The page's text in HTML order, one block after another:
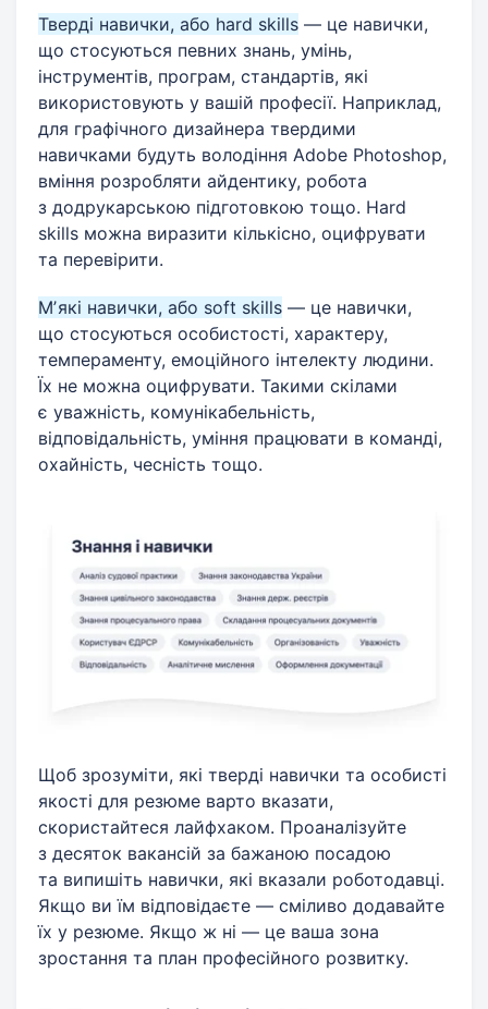
Тверді навички, або hard skills — це навички,
що стосуються певних знань, умінь,
інструментів, програм, стандартів, які
використовують у вашій професії. Наприклад,
для графічного дизайнера твердими
навичками будуть володіння Adobe Photoshop,
вміння розробляти айдентику, робота
з додрукарською підготовкою тощо. Hard
skills можна виразити кількісно, оцифрувати
та перевірити.
Мʼякі навички, або soft skills — це навички,
що стосуються особистості, характеру,
темпераменту, емоційного інтелекту людини.
Їх не можна оцифрувати. Такими скілами
є уважність, комунікабельність,
відповідальність, уміння працювати в команді,
охайність, чесність тощо.
Щоб зрозуміти, які тверді навички та особисті
якості для резюме варто вказати,
скористайтеся лайфхаком. Проаналізуйте
з десяток вакансій за бажаною посадою
та випишіть навички, які вказали роботодавці.
Якщо ви їм відповідаєте — сміливо додавайте
їх у резюме. Якщо ж ні — це ваша зона
зростання та план професійного розвитку.